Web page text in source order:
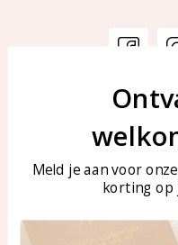
Veelgestelde vragen
Sieraden onderhouden
Meld je aan voor
korting op